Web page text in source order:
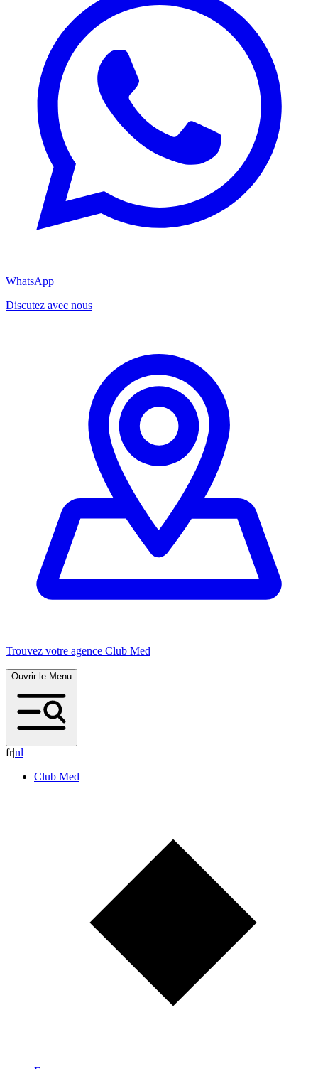
WhatsApp
Discutez avec nous
Trouvez votre agence Club Med
Ouvrir le Menu
fr|nl
Club Med